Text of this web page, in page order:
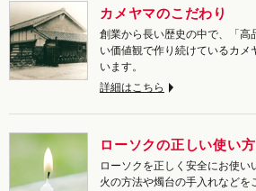
カメヤマのこだわり
創業から長い歴史の中で、「高
い価値観で作り続けているカメ
います。
詳細はこちら
ローソクの正しい使い方
ローソクを正しく安全にお使
火の方法や燭台の手入れなどを